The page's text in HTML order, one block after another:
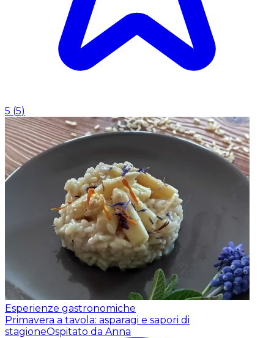
5 (5)
Esperienze gastronomiche
Primavera a tavola: asparagi e sapori di
stagioneOspitato da Anna